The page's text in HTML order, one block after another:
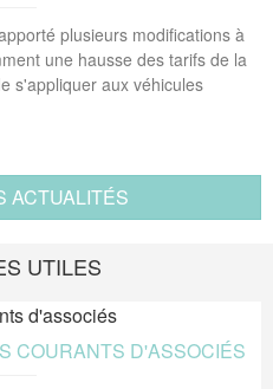
plusieurs modifications à
une hausse des tarifs de la
s'appliquer aux véhicules
ACTUALITÉS
UTILES
COURANTS D'ASSOCIÉS